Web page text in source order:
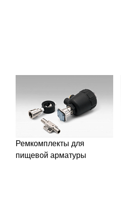
Ремкомплекты для
пищевой арматуры